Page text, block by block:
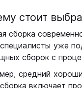
стоит
сборка
уже
сборок с
средний
включает